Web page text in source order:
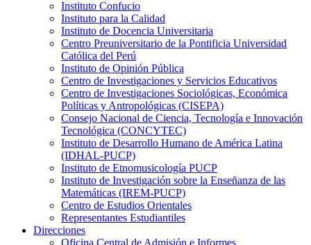
Instituto Confucio
Instituto para la Calidad
Instituto de Docencia Universitaria
Centro Preuniversitario de la Pontificia Universidad
Católica del Perú
Instituto de Opinión Pública
Centro de Investigaciones y Servicios Educativos
Centro de Investigaciones Sociológicas, Económica
Políticas y Antropológicas (CISEPA)
Consejo Nacional de Ciencia, Tecnología e Innovación
Tecnológica (CONCYTEC)
Instituto de Desarrollo Humano de América Latina
(IDHAL-PUCP)
Instituto de Etnomusicología PUCP
Instituto de Investigación sobre la Enseñanza de las
Matemáticas (IREM-PUCP)
Centro de Estudios Orientales
Representantes Estudiantiles
Direcciones
Oficina Central de Admisión e Informes